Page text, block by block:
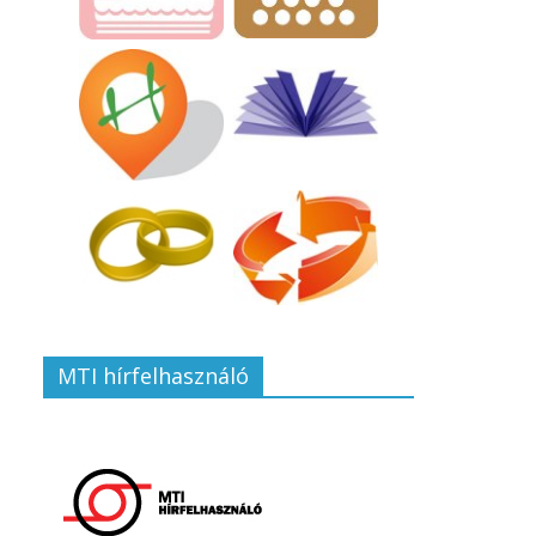
MTI hírfelhasználó